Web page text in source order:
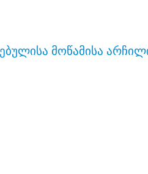
მოწამისა